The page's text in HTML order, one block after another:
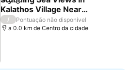
PartilharAdicionar aos favoritos
Kalathos Village Near
Lindos.
/
Pontuação não disponível
a 0.0 km de Centro da cidade